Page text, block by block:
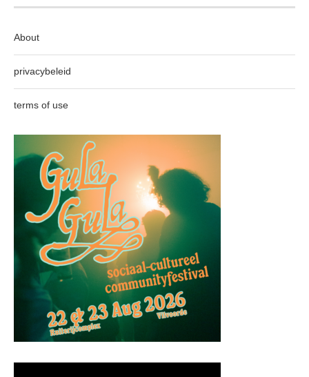
About
privacybeleid
terms of use